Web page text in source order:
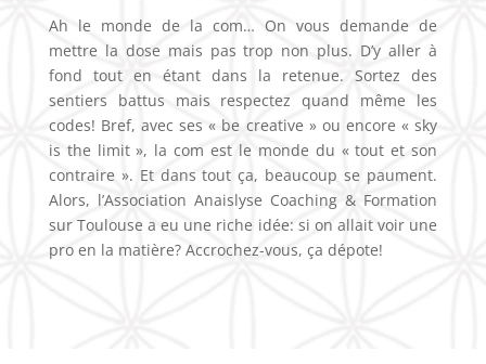
Ah le monde de la com… On vous demande de
mettre la dose mais pas trop non plus. D’y aller à
fond tout en étant dans la retenue. Sortez des
sentiers battus mais respectez quand même les
codes! Bref, avec ses « be creative » ou encore « sky
is the limit », la com est le monde du « tout et son
contraire ». Et dans tout ça, beaucoup se paument.
Alors, l’Association Anaislyse Coaching & Formation
sur Toulouse a eu une riche idée: si on allait voir une
pro en la matière? Accrochez-vous, ça dépote!